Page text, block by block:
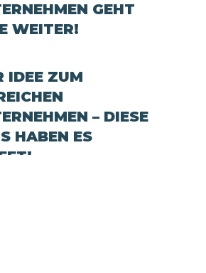
GEHT
WEITER!
IDEE ZUM
– DIESE
HABEN ES